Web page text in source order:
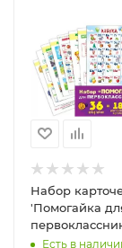
Набор
'Помогайка
Есть в